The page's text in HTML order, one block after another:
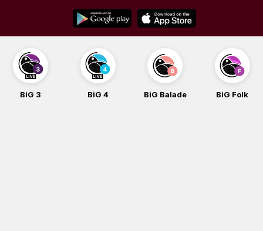
content
BiG 3 BiG 4 BiG Balade BiG Folk